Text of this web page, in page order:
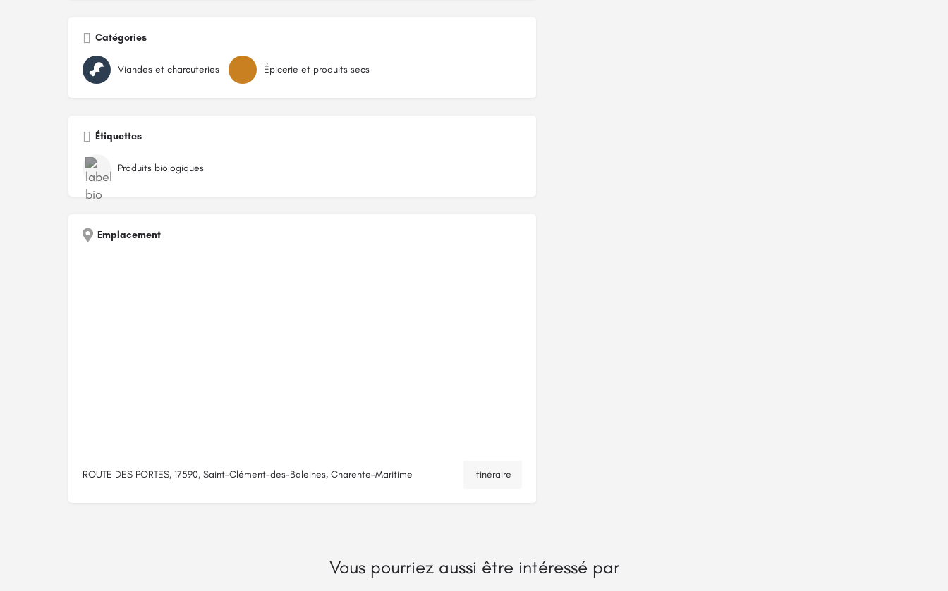
Catégories
Viandes et charcuteries Épicerie et produits secs
Étiquettes
Produits biologiques
Emplacement
ROUTE DES PORTES, 17590, Saint-Clément-des-Baleines, Charente-Maritime Itinéraire
Vous pourriez aussi être intéressé par